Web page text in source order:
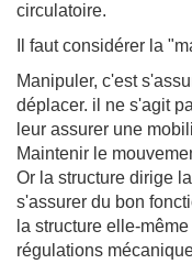
circulatoire.
Il faut considérer la
Manipuler, c'est
déplacer. il ne s'agit
leur assurer une
Maintenir le
Or la structure dirige
s'assurer du bon
la structure elle-
régulations